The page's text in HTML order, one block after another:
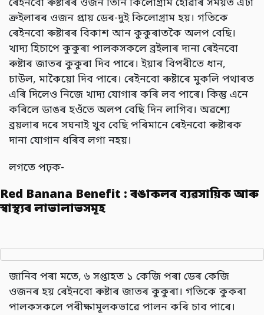
ৰেইনবো ৰুষ্টাৰৰ ওজন তিনি কিলোগ্ৰাম হোৱাৰ সময়ত এটা
ক্ৰইলাৰৰ ওজন প্ৰায় ডেৰ-দুই কিলোগ্ৰাম হয়। গতিকে
ৰেইনবো ৰুষ্টাৰৰ বিকাশ আন কুকুৰাতকৈ অলপ বেছি।
খাদ্য হিচাপে কুকুৰা পালকসকলে ব্ৰইলাৰ দানা ৰেইনবো
ৰুষ্টাৰ জাতৰ কুকুৰা দিব পাৰে। ইয়াৰ বিপৰীতে ধান,
চাউল, মাকৈয়ো দিব পাৰে। ৰেইনবো ৰুষ্টাৰে মুকলি পথাৰত
এৰি দিলেও নিজে খাদ্য যোগাৰ কৰি লব পাৰে। কিন্তু এনে
কৰিলে ডাঙৰ হওঁতে অলপ বেছি দিন লাগিব। অৱশ্যে
ব্ৰয়লাৰ দৰে সঘনাই খুব বেছি পৰিমানে ৰেইনবো ৰুষ্টাৰক
দানা যোগান ধৰিব লগা নহয়।
লগতে পঢ়ক-
Red Banana Benefit : ৰঙাকলৰ ব্যৱসায়িক আৰু
স্বাস্থ্যৰ লাভালাভসমূহ
জানিব পৰা মতে, ৬ সপ্তাহত ১ কেজি পৰা ডেৰ কেজি
ওজনৰ হয় ৰেইনবো ৰুষ্টাৰ জাতৰ কুকুৰা। গতিকে কুকৰা
পালকসকলে পৰীক্ষামূলকভাৱে পালন কৰি চাব পাৰে।